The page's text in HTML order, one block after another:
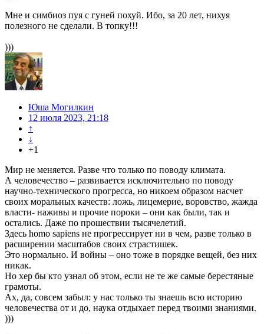
Мне и симбиоз пуя с гуней похуй. Ибо, за 20 лет, нихуя
полезного не сделали. В топку!!!
)))
Юша Могилкин
12 июля 2023, 21:18
↑
↓
+1
Мир не меняется. Разве что только по поводу климата.
А человечество – развивается исключительно по поводу
научно-технического прогресса, но никоем образом насчет
своих моральных качеств: ложь, лицемерие, воровство, жажда
власти- наживы и прочие пороки – они как были, так и
остались. Даже по прошествии тысячелетий.
Здесь homo sapiens не прогрессирует ни в чем, разве только в
расширении масштабов своих страстишек.
Это нормально. И войны – оно тоже в порядке вещей, без них
никак.
Но хер бы кто узнал об этом, если не те же самые берестяные
грамоты.
Ах, да, совсем забыл: у нас только ты знаешь всю историю
человечества от и до, наука отдыхает перед твоими знаниями.
)))